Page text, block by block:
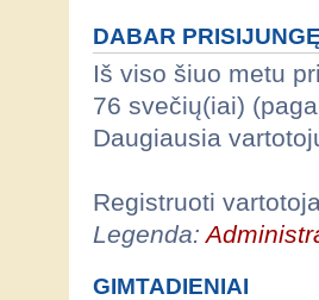
DABAR
Iš viso šiuo metu
76 svečių(iai)
Daugiausia
Registruoti
Legenda:
GIMTADIENIAI